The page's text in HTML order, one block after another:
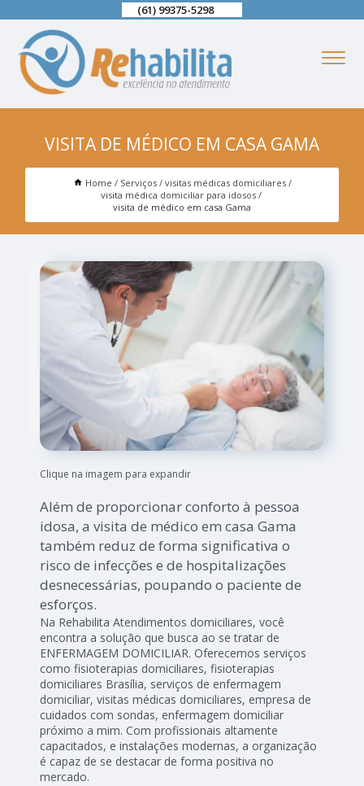
(61) 99375-5298
VISITA DE MÉDICO EM CASA GAMA
Home Serviços
visitas médicas domiciliares
visita médica domiciliar para idosos
visita de médico em casa Gama
Clique na imagem para expandir
Além de proporcionar conforto à pessoa
idosa, a visita de médico em casa Gama
também reduz de forma significativa o
risco de infecções e de hospitalizações
desnecessárias, poupando o paciente de
esforços.
Na Rehabilita Atendimentos domiciliares, você
encontra a solução que busca ao se tratar de
ENFERMAGEM DOMICILIAR. Oferecemos serviços
como fisioterapias domiciliares, fisioterapias
domiciliares Brasília, serviços de enfermagem
domiciliar, visitas médicas domiciliares, empresa de
cuidados com sondas, enfermagem domiciliar
próximo a mim. Com profissionais altamente
capacitados, e instalações modernas, a organização
é capaz de se destacar de forma positiva no
mercado.